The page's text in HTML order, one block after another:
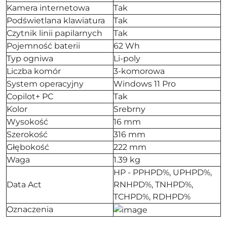
Kamera internetowa
Tak
Podświetlana klawiatura
Tak
Czytnik linii papilarnych
Tak
Pojemność baterii
62 Wh
Typ ogniwa
Li-poly
Liczba komór
3-komorowa
System operacyjny
Windows 11 Pro
Copilot+ PC
Tak
Kolor
Srebrny
Wysokość
16 mm
Szerokość
316 mm
Głębokość
222 mm
Waga
1.39 kg
Data Act
HP - PPHPD%, UPHPD%,
RNHPD%, TNHPD%,
TCHPD%, RDHPD%
Oznaczenia